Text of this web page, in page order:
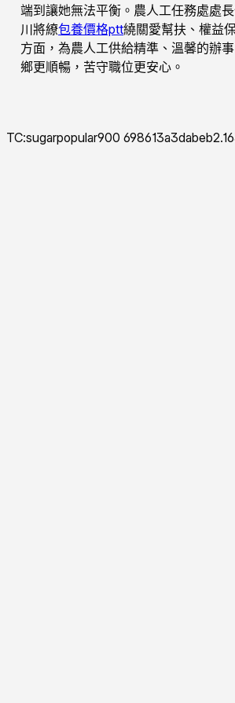
端到讓她無法平衡。農人工任務處處
川將繚包養價格ptt繞關愛幫扶、權益
方面，為農人工供給精準、溫馨的辦
鄉更順暢，苦守職位更安心。
TC:sugarpopular900